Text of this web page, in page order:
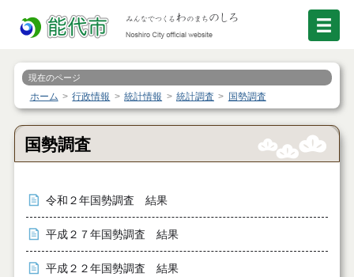
現在のページ
ホーム 行政情報 統計情報 統計調査 国勢調査
国勢調査
令和２年国勢調査 結果
平成２７年国勢調査 結果
平成２２年国勢調査 結果